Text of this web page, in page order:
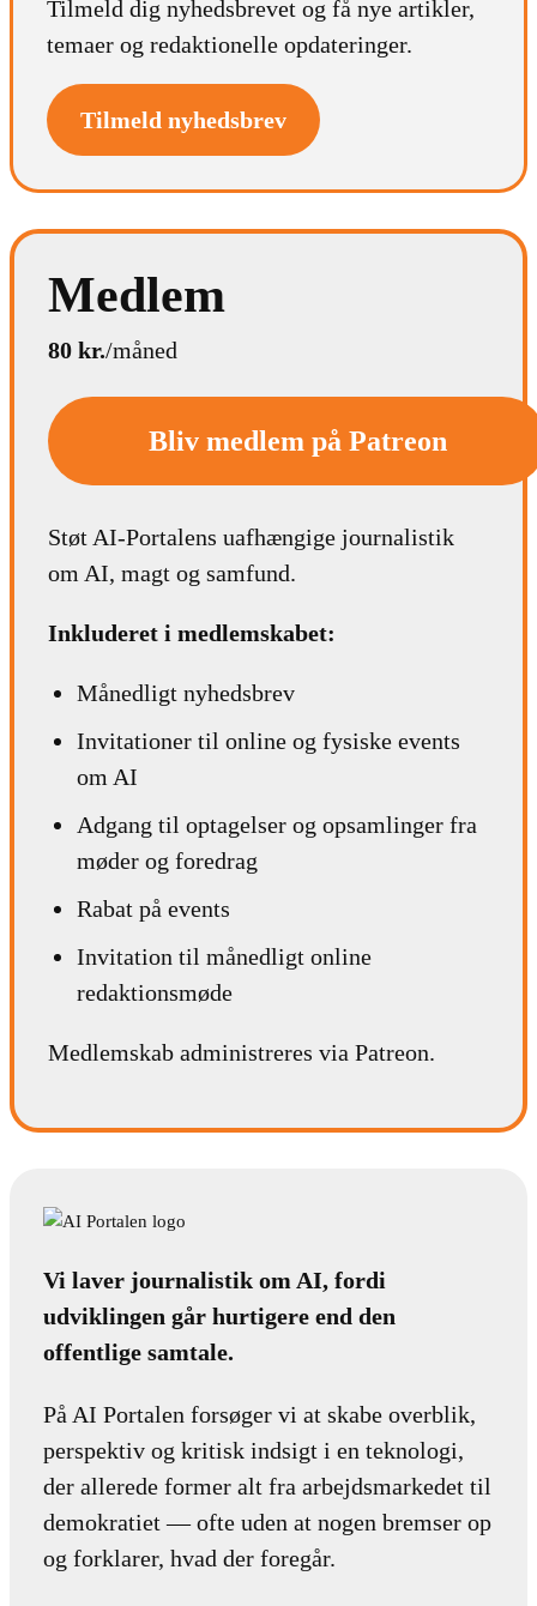
Tilmeld dig nyhedsbrevet og få nye artikler,
temaer og redaktionelle opdateringer.
Tilmeld nyhedsbrev
Medlem
80 kr./måned
Bliv medlem på Patreon
Støt AI-Portalens uafhængige journalistik
om AI, magt og samfund.
Inkluderet i medlemskabet:
Månedligt nyhedsbrev
Invitationer til online og fysiske events
om AI
Adgang til optagelser og opsamlinger fra
møder og foredrag
Rabat på events
Invitation til månedligt online
redaktionsmøde
Medlemskab administreres via Patreon.
Vi laver journalistik om AI, fordi
udviklingen går hurtigere end den
offentlige samtale.
På AI Portalen forsøger vi at skabe overblik,
perspektiv og kritisk indsigt i en teknologi,
der allerede former alt fra arbejdsmarkedet til
demokratiet — ofte uden at nogen bremser op
og forklarer, hvad der foregår.